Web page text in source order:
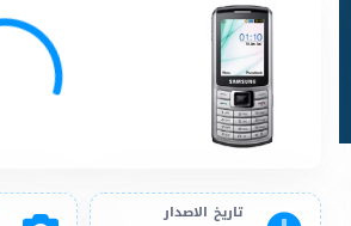
تاريخ الاصدار